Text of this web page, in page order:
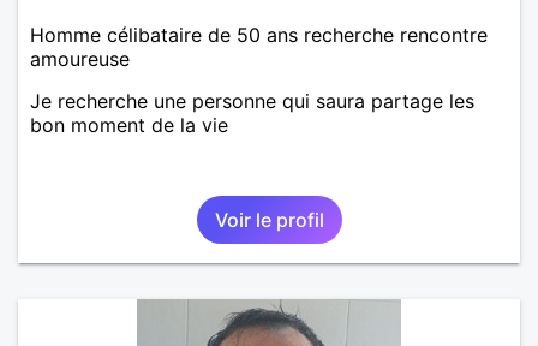
Homme célibataire de 50 ans recherche rencontre
amoureuse
Je recherche une personne qui saura partage les
bon moment de la vie
Voir le profil